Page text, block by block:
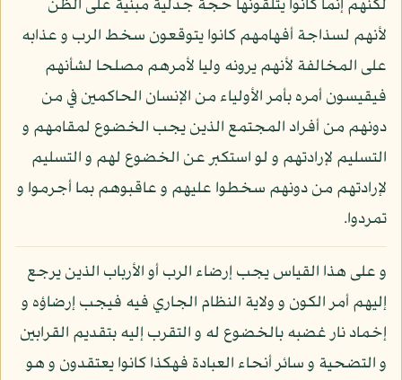
لكنهم إنما كانوا يتلقونها حجة جدلية مبنية على الظن
لأنهم لسذاجة أفهامهم كانوا يتوقعون سخط الرب و عذابه
على المخالفة لأنهم يرونه وليا لأمرهم مصلحا لشأنهم
فيقيسون أمره بأمر الأولياء من الإنسان الحاكمين في من
دونهم من أفراد المجتمع الذين يجب الخضوع لمقامهم و
التسليم لإرادتهم و لو استكبر عن الخضوع لهم و التسليم
لإرادتهم من دونهم سخطوا عليهم و عاقبوهم بما أجرموا و
تمردوا.
و على هذا القياس يجب إرضاء الرب أو الأرباب الذين يرجع
إليهم أمر الكون و ولاية النظام الجاري فيه فيجب إرضاؤه و
إخماد نار غضبه بالخضوع له و التقرب إليه بتقديم القرابين
و التضحية و سائر أنحاء العبادة فهكذا كانوا يعتقدون و هو